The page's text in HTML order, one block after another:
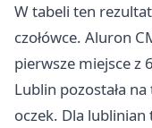
W tabeli ten
czołówce. Aluron
pierwsze miejsce z
Lublin pozostała
oczek. Dla